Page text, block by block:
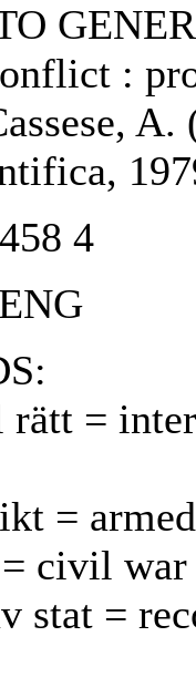
:
4
=
=
civil war
stat =